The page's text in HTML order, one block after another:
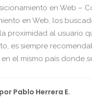
en Web –
en Web, los
proximidad al usuario
es siempre
el mismo país donde
Pablo Herrera E.